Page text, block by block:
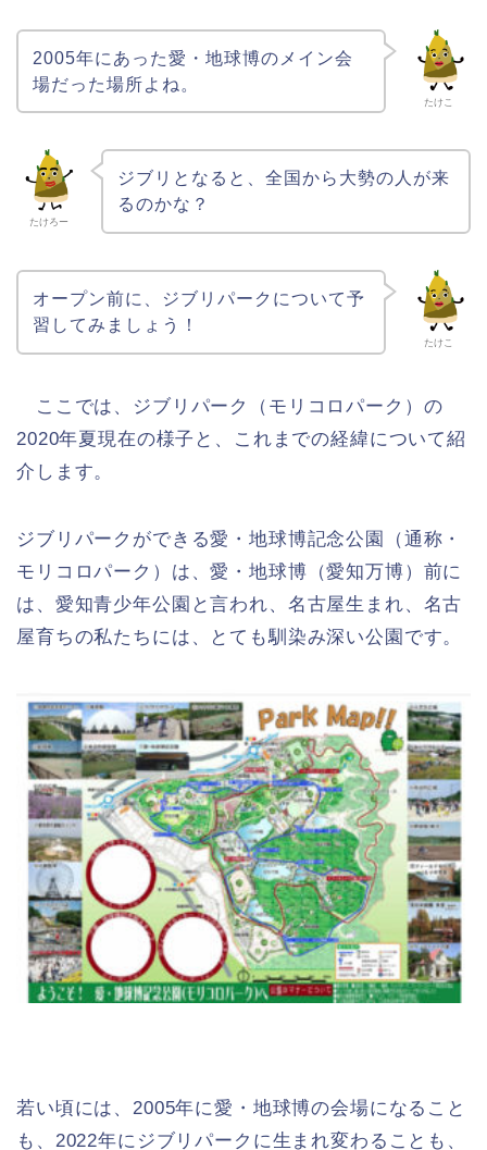
たけこ
2005年にあった愛・地球博のメイン会
場だった場所よね。
たけろー
ジブリとなると、全国から大勢の人が来
るのかな？
たけこ
オープン前に、ジブリパークについて予
習してみましょう！
ここでは、ジブリパーク（モリコロパーク）の
2020年夏現在の様子と、これまでの経緯について紹
介します。
ジブリパークができる愛・地球博記念公園（通称・
モリコロパーク）は、愛・地球博（愛知万博）前に
は、愛知青少年公園と言われ、名古屋生まれ、名古
屋育ちの私たちには、とても馴染み深い公園です。
若い頃には、2005年に愛・地球博の会場になること
も、2022年にジブリパークに生まれ変わることも、